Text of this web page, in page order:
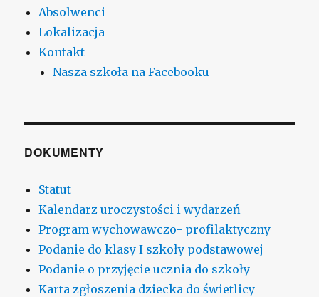
Absolwenci
Lokalizacja
Kontakt
Nasza szkoła na Facebooku
DOKUMENTY
Statut
Kalendarz uroczystości i wydarzeń
Program wychowawczo- profilaktyczny
Podanie do klasy I szkoły podstawowej
Podanie o przyjęcie ucznia do szkoły
Karta zgłoszenia dziecka do świetlicy